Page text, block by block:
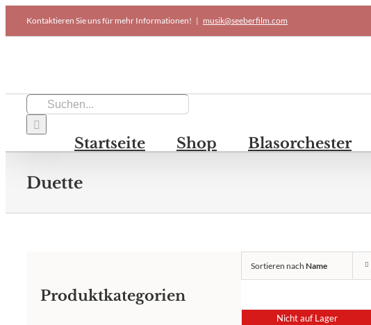
content
Kontaktieren Sie uns für mehr Informationen! | musik@seeberfilm.com
Suche
nach:
Startseite Shop Blasorchester
Duette
Sortieren nachName
Nicht auf Lager
Produktkategorien